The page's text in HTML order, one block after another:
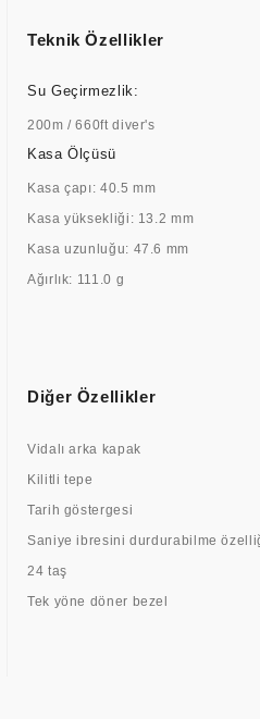
Teknik Özellikler
Su Geçirmezlik:
200m / 660ft diver's
Kasa Ölçüsü
Kasa çapı: 40.5 mm
Kasa yüksekliği: 13.2 mm
Kasa uzunluğu: 47.6 mm
Ağırlık: 111.0 g
Diğer Özellikler
Vidalı arka kapak
Kilitli tepe
Tarih göstergesi
Saniye ibresini durdurabilme
24 taş
Tek yöne döner bezel